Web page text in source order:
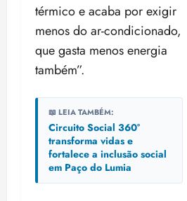
térmico e acaba por exigir
menos do ar-condicionado,
que gasta menos energia
também”.
📖 LEIA TAMBÉM:
Circuito Social 360°
transforma vidas e
fortalece a inclusão social
em Paço do Lumia